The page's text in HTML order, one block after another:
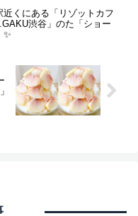
近くにある「リゾットカフ
渋谷」のた「ショー
✨